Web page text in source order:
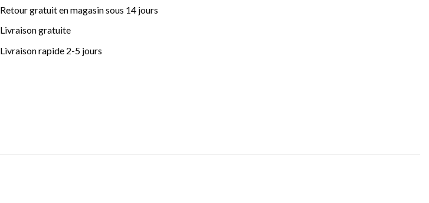
Retour gratuit en magasin sous 14 jours
Livraison gratuite
Livraison rapide 2-5 jours